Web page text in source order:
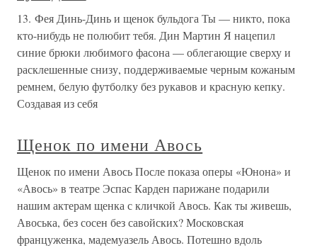
13. Фея Динь-Динь и щенок бульдога Ты — никто, пока
кто-нибудь не полюбит тебя. Дин Мартин Я нацепил
синие брюки любимого фасона — облегающие сверху и
расклешенные снизу, поддерживаемые черным кожаным
ремнем, белую футболку без рукавов и красную кепку.
Создавая из себя
Щенок по имени Авось
Щенок по имени Авось После показа оперы «Юнона» и
«Авось» в театре Эспас Карден парижане подарили
нашим актерам щенка с кличкой Авось. Как ты живешь,
Авоська, без сосен без савойских? Московская
француженка, мадемуазель Авось. Потешно вдоль